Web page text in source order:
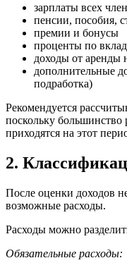
зарплаты всех
пенсии, пособия,
премии и бонусы
проценты по
доходы от аренды
дополнительные
подработка)
Рекомендуется
поскольку большинство
приходятся на этот
2.
После оценки доходов
возможные расходы.
Расходы можно
Обязательные расходы: